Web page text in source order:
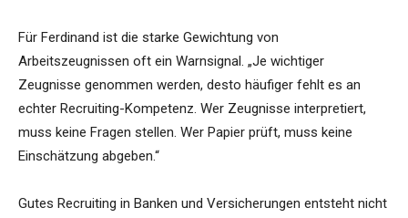
Für Ferdinand ist die starke Gewichtung von
Arbeitszeugnissen oft ein Warnsignal. „Je wichtiger
Zeugnisse genommen werden, desto häufiger fehlt es an
echter Recruiting-Kompetenz. Wer Zeugnisse interpretiert,
muss keine Fragen stellen. Wer Papier prüft, muss keine
Einschätzung abgeben.“
Gutes Recruiting in Banken und Versicherungen entsteht nicht